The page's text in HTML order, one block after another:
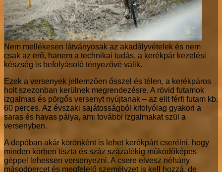
Nem mellékesen látványosak az akadályvételek és nem
csak az erő, hanem a technikai tudás, a kerékpár kezelési
készség is befolyásoló tényezővé válik.
Ezek a versenyek jellemzően ősszel és télen, a kerékpáros
holt szezonban kerülnek megrendezésre. A rövid futamok
izgalmas és pörgős versenyt nyújtanak – az elit férfi futam kb.
60 perces. Az évszaki sajátosságból kifolyólag gyakori a
saras és havas pálya, ami további izgalmakat szül a
versenyben.
A depóban akár körönként is lehet kerékpárt cserélni, hogy
minden körben tiszta és száz százalékig működőképes
géppel lehessen versenyezni. A csere elvesz néhány
másodpercet és megfelelő személyzet is kell hozzá, de